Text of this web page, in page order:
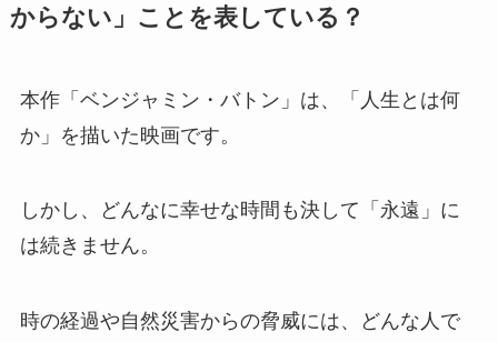
からない」ことを表している？
本作「ベンジャミン・バトン」は、「人生とは何
か」を描いた映画です。
しかし、どんなに幸せな時間も決して「永遠」に
は続きません。
時の経過や自然災害からの脅威には、どんな人で